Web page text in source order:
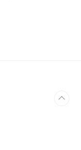
어떤 의미와 결과를 가
과정에서 법률을 위반